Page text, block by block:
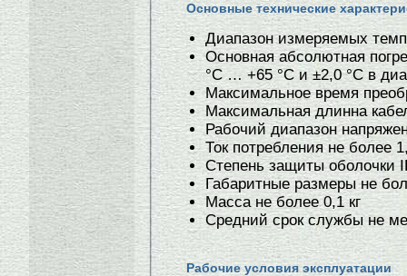
Основные технические
Диапазон измеряемых
Основная абсолютная
°C … +65 °C и ±2,0 °C в
Максимальное время
Максимальная длинна
Рабочий диапазон
Ток потребления не более
Степень защиты оболочки
Габаритные размеры не
Масса не более 0,1 кг
Средний срок службы не
Рабочие условия эксплуатации